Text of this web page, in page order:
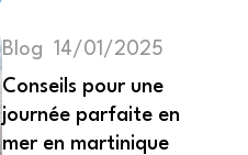
Blog
14/01/2025
Conseils pour une
journée parfaite en
mer en martinique